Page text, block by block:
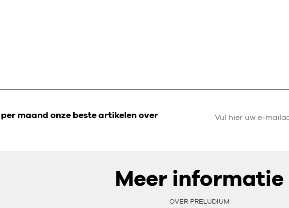
maand onze beste artikelen over
Meer informatie
OVER PRELUDIUM